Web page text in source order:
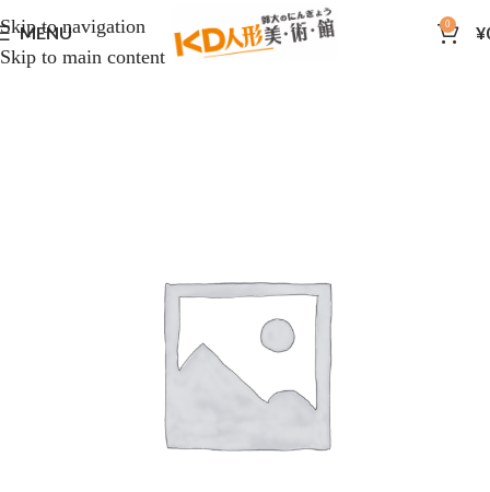
Skip to navigation
Skip to main content
MENU 0 ¥